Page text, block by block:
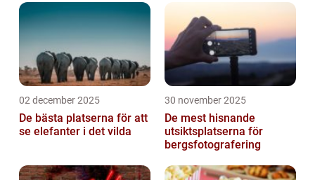
02 december 2025
De bästa platserna för att
se elefanter i det vilda
30 november 2025
De mest hisnande
utsiktsplatserna för
bergsfotografering